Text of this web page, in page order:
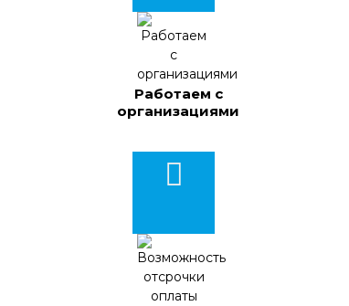
Работаем с
организациями